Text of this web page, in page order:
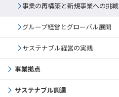
事業の再構築と新規事業への挑戦
グループ経営とグローバル展開
サステナブル経営の実践
事業拠点
サステナブル調達